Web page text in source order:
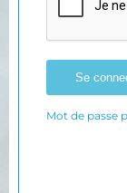
Se
Mot de passe